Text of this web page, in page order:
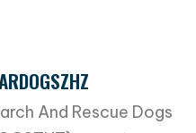
And Rescue Dogs